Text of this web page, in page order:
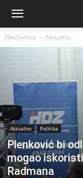
Naslovnica Aktualno
Aktualno Politika
Plenković bi
mogao
Radmana